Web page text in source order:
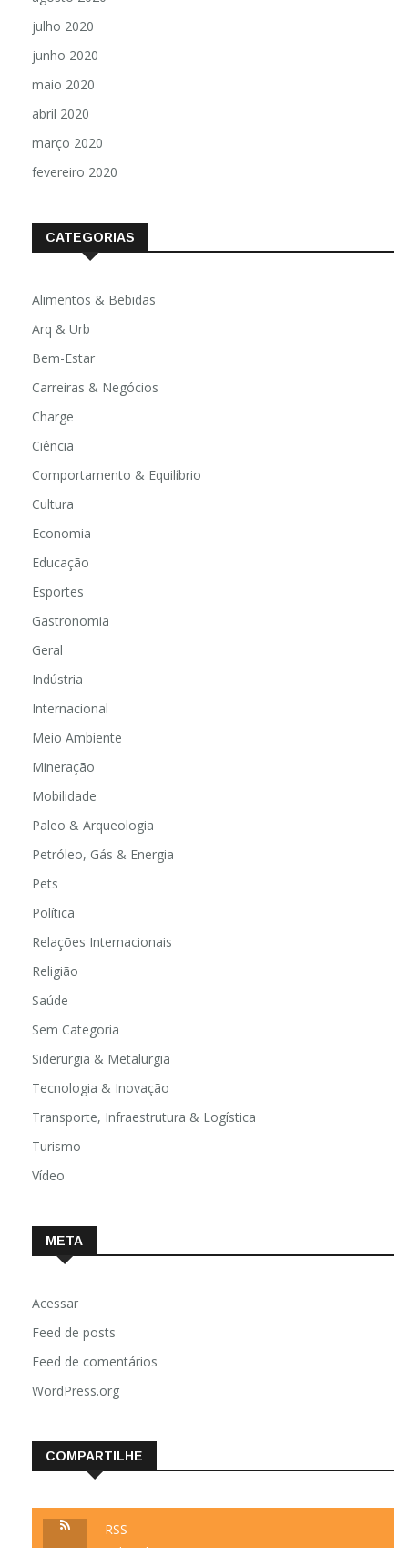
julho 2020
junho 2020
maio 2020
abril 2020
março 2020
fevereiro 2020
CATEGORIAS
Alimentos & Bebidas
Arq & Urb
Bem-Estar
Carreiras & Negócios
Charge
Ciência
Comportamento & Equilíbrio
Cultura
Economia
Educação
Esportes
Gastronomia
Geral
Indústria
Internacional
Meio Ambiente
Mineração
Mobilidade
Paleo & Arqueologia
Petróleo, Gás & Energia
Pets
Política
Relações Internacionais
Religião
Saúde
Sem Categoria
Siderurgia & Metalurgia
Tecnologia & Inovação
Transporte, Infraestrutura & Logística
Turismo
Vídeo
META
Acessar
Feed de posts
Feed de comentários
WordPress.org
COMPARTILHE
RSS